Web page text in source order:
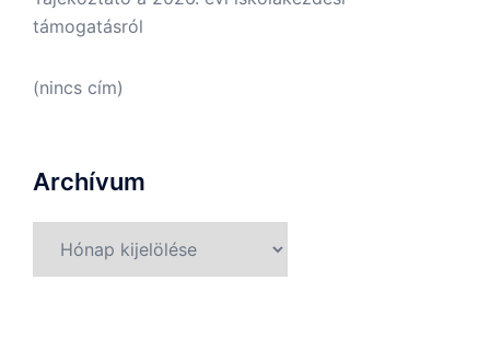
támogatásról
(nincs cím)
Archívum